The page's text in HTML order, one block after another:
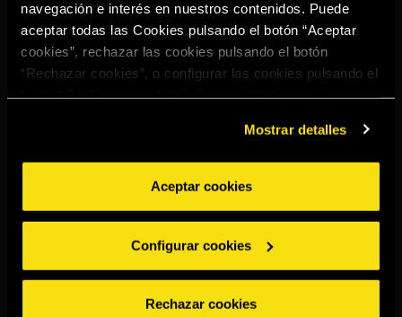
navegación e interés en nuestros contenidos. Puede
aceptar todas las Cookies pulsando el botón “Aceptar
cookies”, rechazar las cookies pulsando el botón
“Rechazar cookies”, o configurar las cookies pulsando el
Mostrar detalles
Aceptar cookies
Configurar cookies
Rechazar cookies